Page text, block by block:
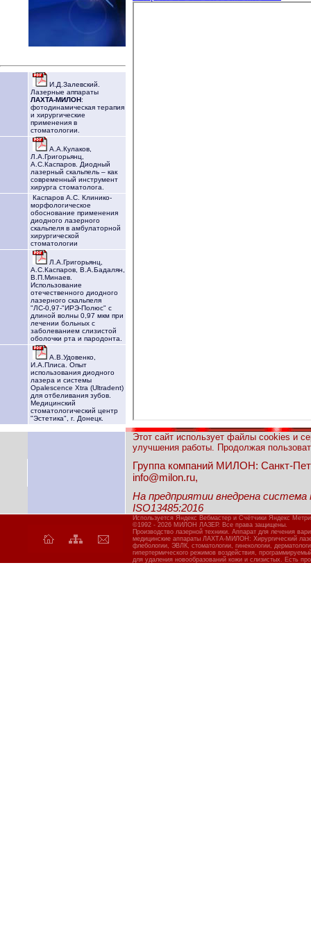
И.Д.Залевский.
Лазерные аппараты
ЛАХТА-МИЛОН:
фотодинамическая терапия
и хирургические
применения в
стоматологии.
А.А.Кулаков,
Л.А.Григорьянц,
А.С.Каспаров. Диодный
лазерный скальпель – как
современный инструмент
хирурга стоматолога.
Каспаров А.С. Клинико-
морфологическое
обоснование применения
диодного лазерного
скальпеля в амбулаторной
хирургической
стоматологии
Л.А.Григорьянц,
А.С.Каспаров, В.А.Бадалян,
В.П.Минаев.
Использование
отечественного диодного
лазерного скальпеля
"ЛС-0,97-"ИРЭ-Полюс" с
длиной волны 0,97 мкм при
лечении больных с
заболеванием слизистой
оболочки рта и пародонта.
А.В.Удовенко,
И.А.Плиса. Опыт
использования диодного
лазера и системы
Opalescence Xtra (Ultradent)
для отбеливания зубов.
Медицинский
стоматологический центр
"Эстетика", г. Донецк.
Этот сайт использует файлы cookies и
улучшения работы. Продолжая
Группа компаний МИЛОН: Санкт-
info@milon.ru,
На предприятии внедрена
ISO13485:2016
Используется Яндекс Вебмастер и Счётчики Яндекс
©1992 - 2026 МИЛОН ЛАЗЕР. Все права защищены.
Производство лазерной техники. Аппарат для лечения
медицинские аппараты ЛАХТА-МИЛОН: Хирургический
флебологии, ЭВЛК, стоматологии, гинекологии,
гипертермического режимов воздействия,
для удаления новообразований кожи и слизистых. Есть